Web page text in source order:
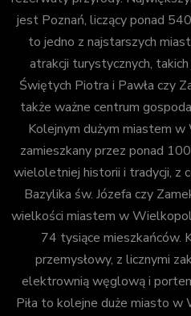
jest Poznań, liczący ponad
to jedno z najstarszych
atrakcji turystycznych,
Świętych Piotra i Pawła czy
także ważne centrum
Kolejnym dużym miastem
zamieszkany przez ponad
wieloletniej historii i tradycji, z
Bazylika św. Józefa czy
wielkości miastem w
74 tysiące mieszkańców.
przemysłowy, z licznymi
elektrownią węglową i
Piła to kolejne duże miasto w